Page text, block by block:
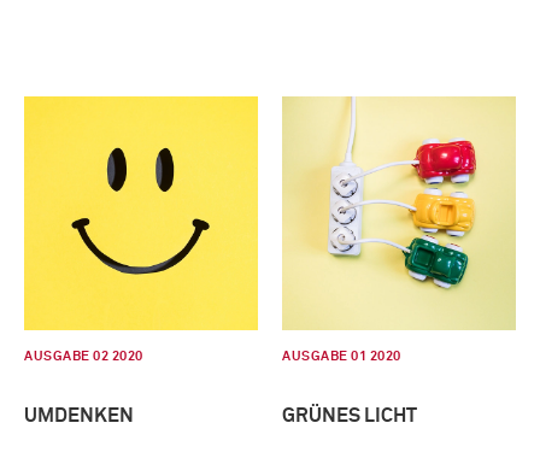
AUSGABE 02 2020
UMDENKEN
AUSGABE 01 2020
GRÜNES LICHT